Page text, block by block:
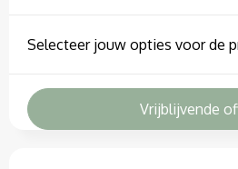
Selecteer jouw opties voor de
Vrijblijvende